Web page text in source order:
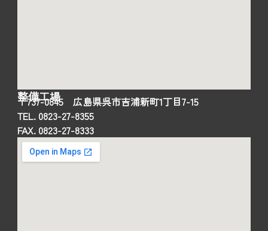
整備工場
〒737-0845 広島県呉市吉浦新町1丁目7-15
TEL. 0823-27-8355
FAX. 0823-27-8333